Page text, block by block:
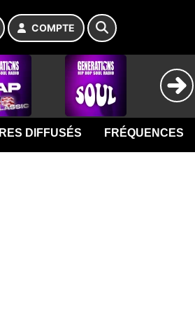
COMPTE
DIFFUSÉS FRÉQUENCES